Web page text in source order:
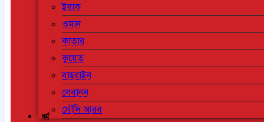
ইরাক
ওমান
কাতার
কুয়েত
বাহরাইন
লেবানন
সৌদি আরব
ধর্ম